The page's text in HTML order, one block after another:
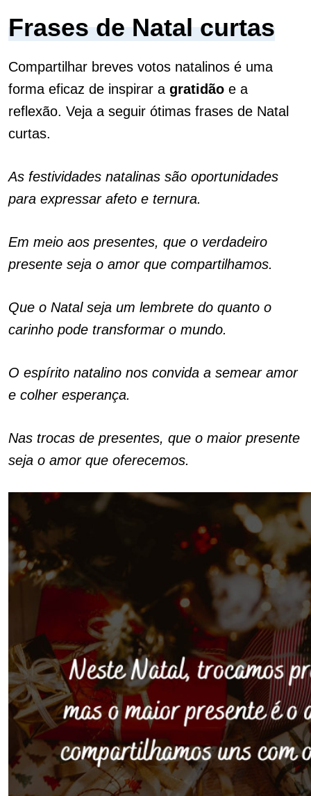
Frases de Natal curtas
Compartilhar breves votos natalinos é uma
forma eficaz de inspirar a gratidão e a
reflexão. Veja a seguir ótimas frases de Natal
curtas.
As festividades natalinas são oportunidades
para expressar afeto e ternura.
Em meio aos presentes, que o verdadeiro
presente seja o amor que compartilhamos.
Que o Natal seja um lembrete do quanto o
carinho pode transformar o mundo.
O espírito natalino nos convida a semear amor
e colher esperança.
Nas trocas de presentes, que o maior presente
seja o amor que oferecemos.